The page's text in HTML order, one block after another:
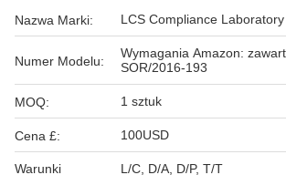
Nazwa Marki: LCS Compliance Laboratory
Numer Modelu:
Wymagania Amazon:
SOR/2016-193
MOQ: 1 sztuk
Cena £: 100USD
Warunki
L/C, D/A, D/P, T/T